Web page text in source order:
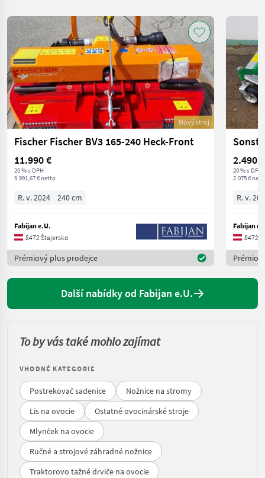
Nový stroj
Fischer Fischer BV3 165-240 Heck-Front
11.990 €
20 % s DPH
9.991,67 € netto
R. v. 2024 240 cm
Fabijan e.U.
8472 Štajersko
Prémiový plus prodejce
2.490 €
20 % s DPH
2.075 €
R. v.
Fabijan
8472
Další nabídky od Fabijan e.U.
To by vás také mohlo zajímat
VHODNÉ KATEGORIE
Postrekovač sadenice
Nožnice na stromy
Lis na ovocie
Ostatné ovocinárské stroje
Mlynček na ovocie
Ručné a strojové záhradné nožnice
Traktorovo tažné drviče na ovocie